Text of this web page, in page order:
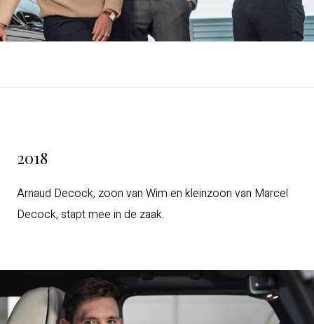
2018
Arnaud Decock, zoon van Wim en kleinzoon van Marcel
Decock, stapt mee in de zaak.